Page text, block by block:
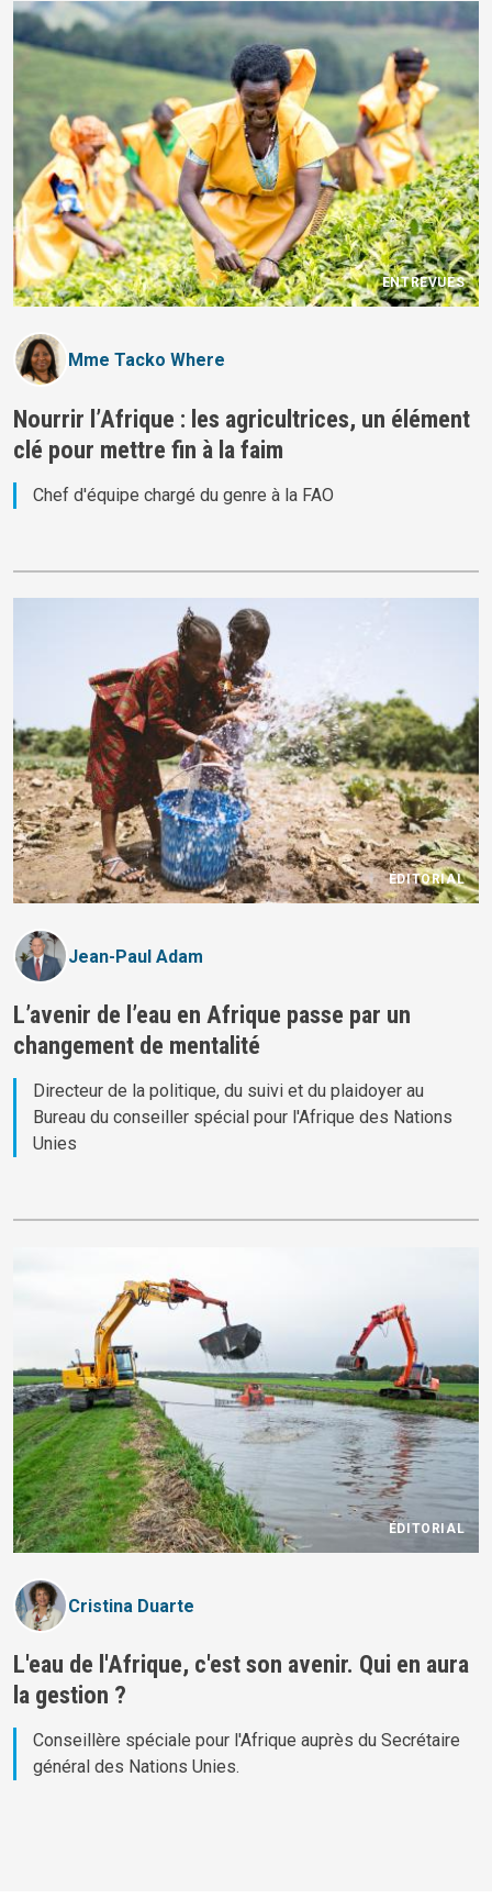
ENTREVUES
Mme Tacko Where
Nourrir l’Afrique : les agricultrices, un élément
clé pour mettre fin à la faim
Chef d'équipe chargé du genre à la FAO
ÉDITORIAL
Jean-Paul Adam
L’avenir de l’eau en Afrique passe par un
changement de mentalité
Directeur de la politique, du suivi et du plaidoyer au
Bureau du conseiller spécial pour l'Afrique des Nations
Unies
ÉDITORIAL
Cristina Duarte
L'eau de l'Afrique, c'est son avenir. Qui en aura
la gestion ?
Conseillère spéciale pour l'Afrique auprès du Secrétaire
général des Nations Unies.